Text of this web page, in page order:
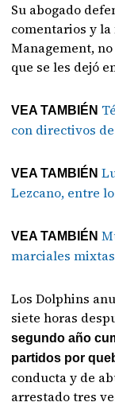
Su abogado
comentarios y
Management,
que se les dejó
VEA TAMBIÉN
con directivos
VEA TAMBIÉN
Lezcano, entre
VEA TAMBIÉN
marciales mixtas
Los Dolphins
siete horas
segundo año
partidos por
conducta y de
arrestado tres